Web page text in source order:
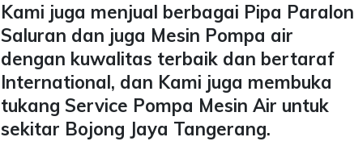
Kami juga menjual berbagai Pipa Paralon
Saluran dan juga Mesin Pompa air
dengan kuwalitas terbaik dan bertaraf
International, dan Kami juga membuka
tukang Service Pompa Mesin Air untuk
sekitar Bojong Jaya Tangerang.